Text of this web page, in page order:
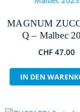
MAGNUM
Q – Malbec
CHF 47.00
IN DEN